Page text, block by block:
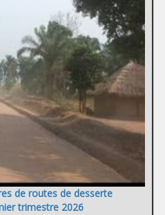
de routes de desserte
trimestre 2026